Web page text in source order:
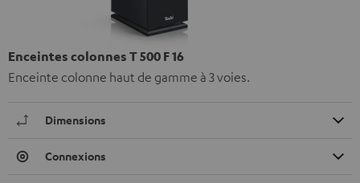
Enceintes colonnes T 500 F 16
Enceinte colonne haut de gamme à 3 voies.
Dimensions
Connexions